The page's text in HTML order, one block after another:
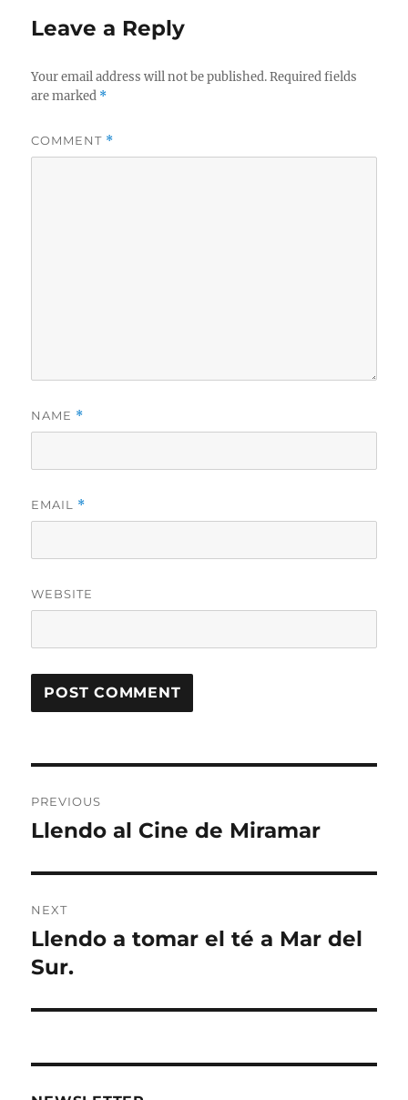
Leave a Reply
Your email address will not be published. Required fields
are marked *
COMMENT *
NAME *
EMAIL *
WEBSITE
navigation
PREVIOUS
Previous
Llendo al Cine de Miramar
NEXT
Next
post:
Llendo a tomar el té a Mar del
Sur.